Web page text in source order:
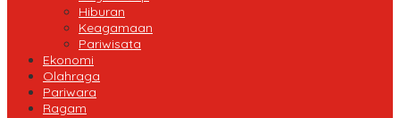
Hiburan
Keagamaan
Pariwisata
Ekonomi
Olahraga
Pariwara
Ragam